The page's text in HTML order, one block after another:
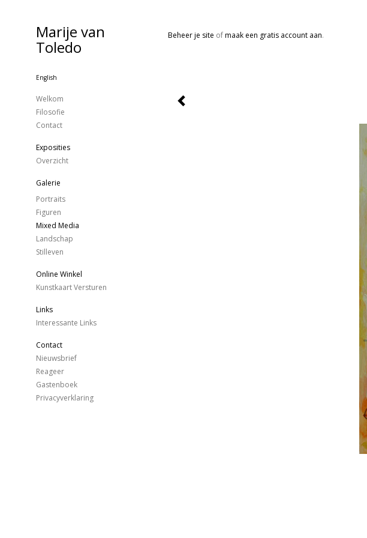
Beheer je site ofmaak een gratis account aan.
Marije van
Toledo
English
Welkom
Filosofie
Contact
Exposities
Overzicht
Galerie
Portraits
Figuren
Mixed Media
Landschap
Stilleven
Online Winkel
Kunstkaart Versturen
Links
Interessante Links
Contact
Nieuwsbrief
Reageer
Gastenboek
Privacyverklaring